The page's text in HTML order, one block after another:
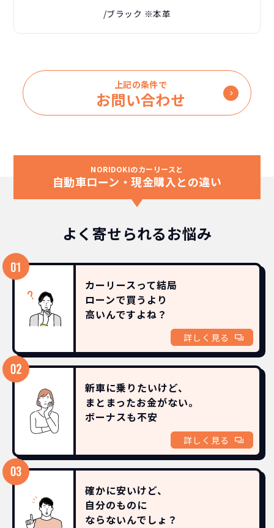
/ブラック ※本革
上記の条件で
お問い合わせ
NORIDOKIのカーリースと
自動車ローン・現金購入との違い
よく寄せられるお悩み
カーリースって結局
ローンで買うより
高いんですよね？
詳しく見る
新車に乗りたいけど、
まとまったお金がない。
ボーナスも不安
詳しく見る
確かに安いけど、
自分のものに
ならないんでしょ？